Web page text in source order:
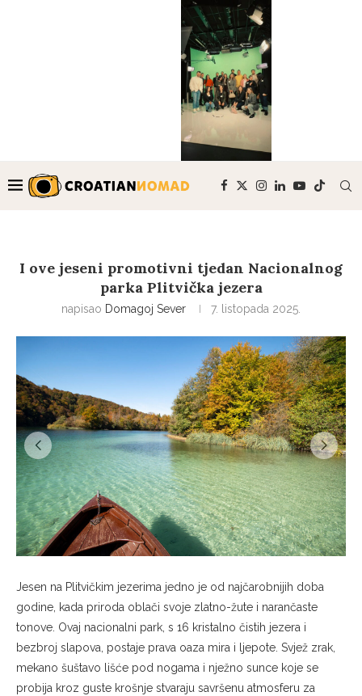
I ove jeseni promotivni tjedan Nacionalnog
parka Plitvička jezera
napisao Domagoj Sever 7. listopada 2025.
Jesen na Plitvičkim jezerima jedno je od najčarobnijih doba
godine, kada priroda oblači svoje zlatno-žute i narančaste
tonove. Ovaj nacionalni park, s 16 kristalno čistih jezera i
bezbroj slapova, postaje prava oaza mira i ljepote. Svjež zrak,
mekano šuštavo lišće pod nogama i nježno sunce koje se
probija kroz guste krošnje stvaraju savršenu atmosferu za